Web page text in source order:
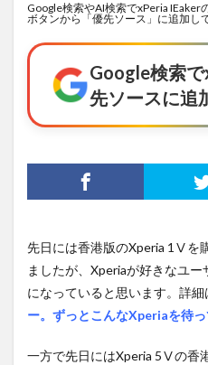
Google検索やAI検索でxPeria IEaker
ボタンから「優先ソース」に追加し
Google検索
先ソースに追
先日には香港版のXperia 1Ⅴを
ましたが、Xperiaが好きなユ
になっていると思います。詳細
ー。ずっとこんなXperiaを待
一方で先日にはXperia 5Ⅴの香